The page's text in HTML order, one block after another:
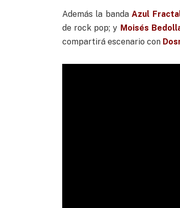
Además la banda Azul
de rock pop; y Moisés
compartirá escenario con